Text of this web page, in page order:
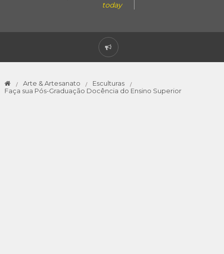
today
Arte & Artesanato
Esculturas
Faça sua Pós-Graduação Docência do Ensino Superior